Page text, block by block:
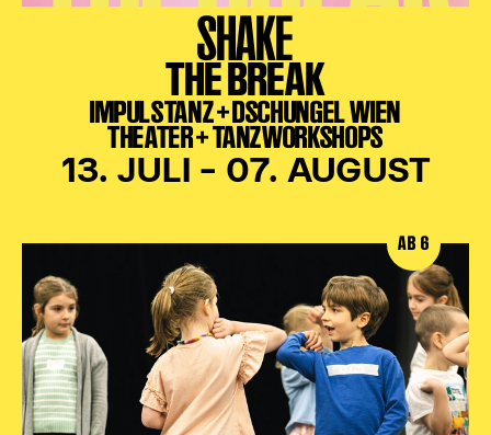
SHAKE
THE BREAK
IMPULSTANZ + DSCHUNGEL WIEN
THEATER + TANZWORKSHOPS
13. JULI – 07. AUGUST
AB 6